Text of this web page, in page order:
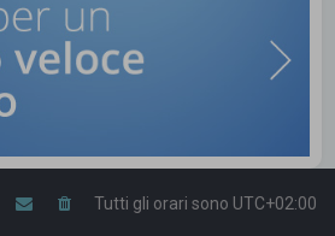
Tutti gli orari sono UTC+02:00